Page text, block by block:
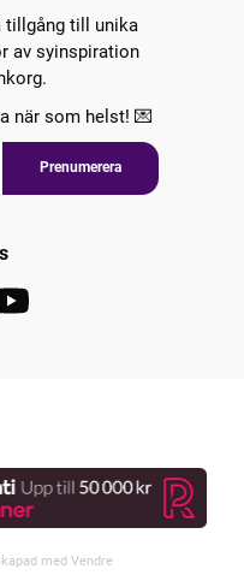
tillgång till unika
av syinspiration
när som helst! 💌
Prenumerera
med Vendre